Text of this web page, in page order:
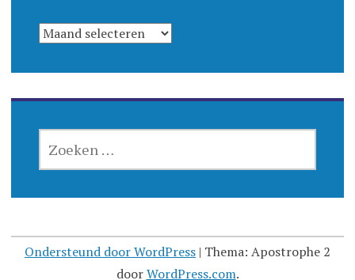
KALENDER
NAAR:
Ondersteund door WordPress | Thema: Apostrophe 2
doorWordPress.com.